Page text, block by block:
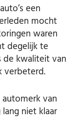
een
mocht
waren
degelijk te
de kwaliteit van
verbeterd.
van
niet klaar